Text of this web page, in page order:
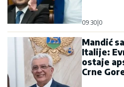
09:30 0
Mandić
Italije:
ostaje
Crne